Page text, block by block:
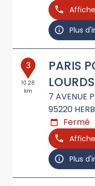
Plus
3
10.28
km
PARIS
LOURDS
7 AVENUE
95220
Fermé
Plus